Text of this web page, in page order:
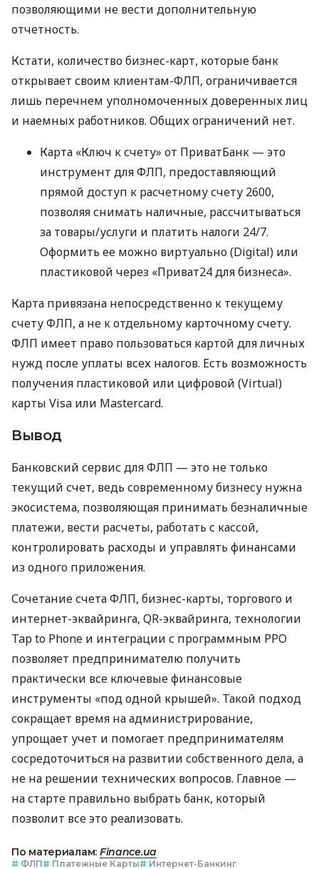
позволяющими не вести дополнительную
отчетность.
Кстати, количество бизнес-карт, которые банк
открывает своим клиентам-ФЛП, ограничивается
лишь перечнем уполномоченных доверенных лиц
и наемных работников. Общих ограничений нет.
Карта «Ключ к счету» от ПриватБанк — это
инструмент для ФЛП, предоставляющий
прямой доступ к расчетному счету 2600,
позволяя снимать наличные, рассчитываться
за товары/услуги и платить налоги 24/7.
Оформить ее можно виртуально (Digital) или
пластиковой через «Приват24 для бизнеса».
Карта привязана непосредственно к текущему
счету ФЛП, а не к отдельному карточному счету.
ФЛП имеет право пользоваться картой для личных
нужд после уплаты всех налогов. Есть возможность
получения пластиковой или цифровой (Virtual)
карты Visa или Mastercard.
Вывод
Банковский сервис для ФЛП — это не только
текущий счет, ведь современному бизнесу нужна
экосистема, позволяющая принимать безналичные
платежи, вести расчеты, работать с кассой,
контролировать расходы и управлять финансами
из одного приложения.
Сочетание счета ФЛП, бизнес-карты, торгового и
интернет-эквайринга, QR-эквайринга, технологии
Tap to Phone и интеграции с программным РРО
позволяет предпринимателю получить
практически все ключевые финансовые
инструменты «под одной крышей». Такой подход
сокращает время на администрирование,
упрощает учет и помогает предпринимателям
сосредоточиться на развитии собственного дела, а
не на решении технических вопросов. Главное —
на старте правильно выбрать банк, который
позволит все это реализовать.
По материалам: Finance.ua
# ФЛП# Платежные Карты# Интернет-Банкинг